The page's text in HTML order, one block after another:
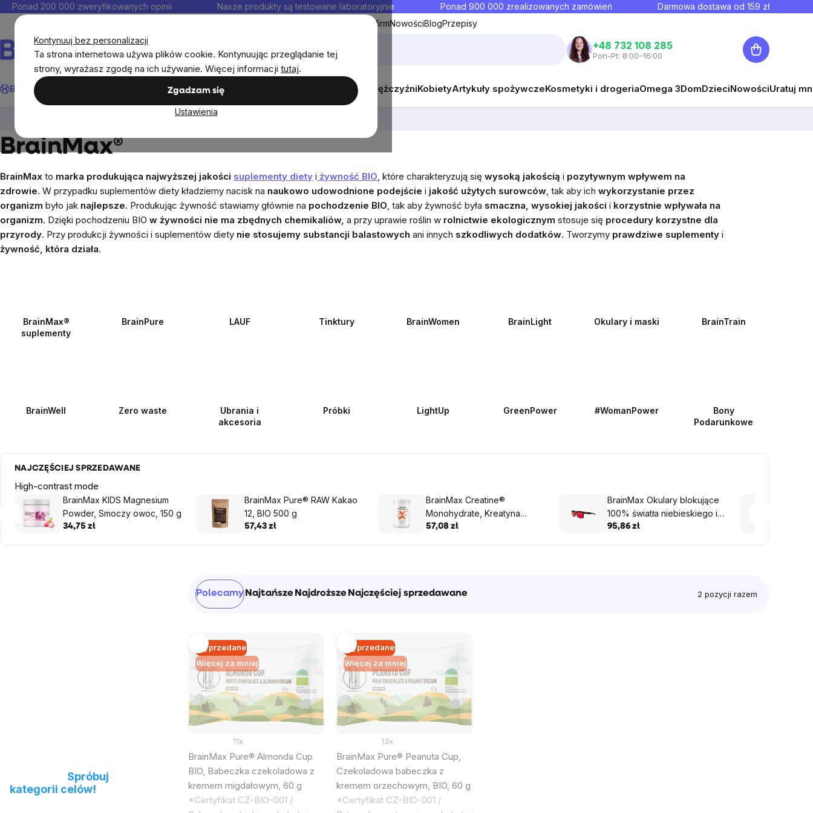
Kontynuuj bez personalizacji
Ta strona internetowa używa plików cookie. Kontynuując przeglądanie tej
strony, wyrażasz zgodę na ich używanie. Więcej informacji tutaj.
Zgadzam się
Ustawienia
Przejść
Ponad 200 000 zweryfikowanych opinii Nasze produkty są testowane laboratoryjnie Ponad 900 000 zrealizowanych zamówień Darmowa dostawa od 159 zł
Współpraca hurtowa dla firmNowościBlogPrzepisy
Szukaj
+48 732 108 285
Pon-Pt: 8:00–16:00
Koszyk
BrainMax® PromocjaCeleSuplementy diety Zestawy promocyjne MężczyźniKobietyArtykuły spożywczeKosmetyki i drogeriaOmega 3DomDzieciNowościUratuj
BrainMax®
BrainMax to marka produkująca najwyższej jakości suplementy diety i żywność BIO, które charakteryzują się wysoką jakością i pozytywnym wpływem na
zdrowie. W przypadku suplementów diety kładziemy nacisk na naukowo udowodnione podejście i jakość użytych surowców, tak aby ich wykorzystanie przez
organizm było jak najlepsze. Produkując żywność stawiamy głównie na pochodzenie BIO, tak aby żywność była smaczna, wysokiej jakości i korzystnie wpływała na
organizm. Dzięki pochodzeniu BIO w żywności nie ma zbędnych chemikaliów, a przy uprawie roślin w rolnictwie ekologicznym stosuje się procedury korzystne dla
przyrody. Przy produkcji żywności i suplementów diety nie stosujemy substancji balastowych ani innych szkodliwych dodatków. Tworzymy prawdziwe suplementy i
żywność, która działa.
BrainMax®
suplementy
BrainPure LAUF Tinktury BrainWomen BrainLight Okulary i maski BrainTrain
BrainWell Zero waste
Ubrania i
akcesoria
Próbki LightUp GreenPower #WomanPower
Bony
Podarunkowe
NAJCZĘŚCIEJ SPRZEDAWANE
High-contrast mode
BrainMax KIDS Magnesium
Powder, Smoczy owoc, 150 g
34,75 zł
BrainMax Pure® RAW Kakao
12, BIO 500 g
57,43 zł
BrainMax Creatine®
Monohydrate, Kreatyna
monohydrat, 500 g
57,08 zł
BrainMax Okulary blokujące
100% światła niebieskiego i
zielonego, Basic
95,86 zł
Spróbuj
kategorii celów!
Sortowanie
produktów
Polecamy Najtańsze Najdroższe Najczęściej sprzedawane 2 pozycji razem
Lista
produktów
Więcej za mniej
Wyprzedane
BrainMax Pure® Almonda Cup
BIO, Babeczka czekoladowa z
kremem migdałowym, 60 g
*Certyfikat CZ-BIO-001 /
11x
Więcej za mniej
Wyprzedane
BrainMax Pure® Peanuta Cup,
Czekoladowa babeczka z
kremem orzechowym, BIO, 60 g
*Certyfikat CZ-BIO-001 /
13x